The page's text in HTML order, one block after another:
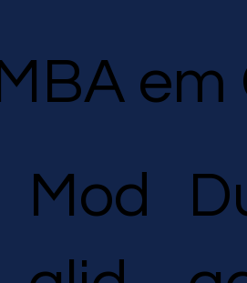
MBA
Mod